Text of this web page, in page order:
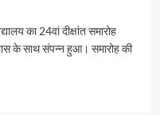
का 24वां दीक्षांत समारोह
के साथ संपन्न हुआ। समारोह की